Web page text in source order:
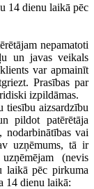
14 dienu laikā pēc
nepamatoti
un javas veikals
var apmainīt
Prasības par
izpildāmas.
tiesību aizsardzību
pildot patērētāja
nodarbinātības vai
uzņēmums, tā ir
(nevis
laikā pēc pirkuma
14 dienu laikā: